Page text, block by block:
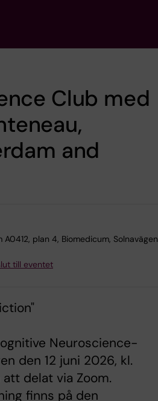
Club med
and
A0412, plan 4, Biomedicum, Solnavägen
till eventet
Neuroscience-
den 12 juni 2026, kl.
att delat via Zoom.
finns på den